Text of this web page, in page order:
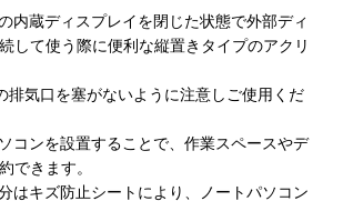
内蔵ディスプレイを閉じた状態で外部ディ
して使う際に便利な縦置きタイプのアクリ
排気口を塞がないように注意しご使用くだ
コンを設置することで、作業スペースやデ
できます。
はキズ防止シートにより、ノートパソコン